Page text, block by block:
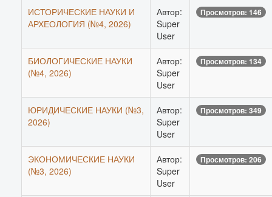
ИСТОРИЧЕСКИЕ НАУКИ И
АРХЕОЛОГИЯ (№4, 2026)
Автор:
Super
User
Просмотров: 146
БИОЛОГИЧЕСКИЕ НАУКИ
(№4, 2026)
Автор:
Super
User
Просмотров: 134
ЮРИДИЧЕСКИЕ НАУКИ (№3,
2026)
Автор:
Super
User
Просмотров: 349
ЭКОНОМИЧЕСКИЕ НАУКИ
(№3, 2026)
Автор:
Super
User
Просмотров: 206